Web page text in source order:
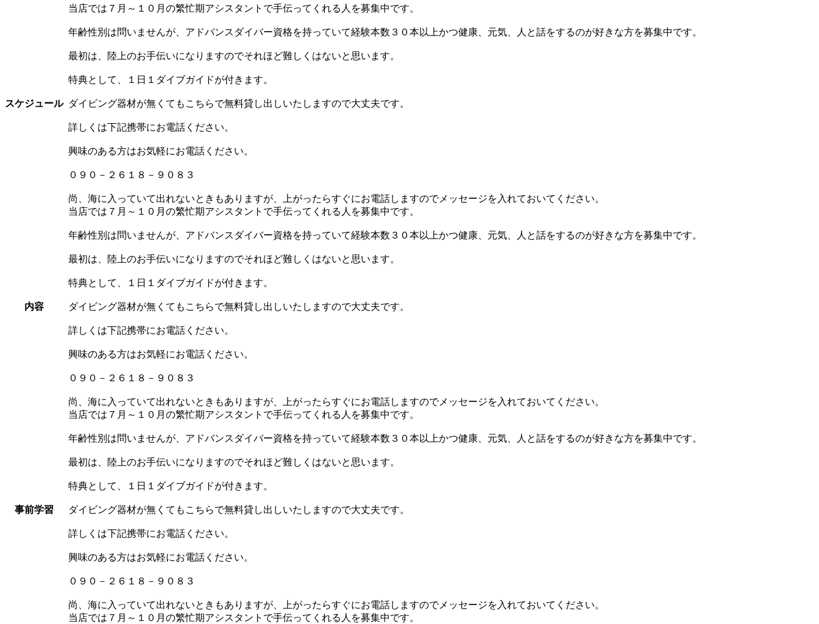
スケジュール
当店では７月～１０月の繁忙期アシスタントで手伝ってくれる人を募集中です。
年齢性別は問いませんが、アドバンスダイバー資格を持っていて経験本数３０本以上かつ健康、元気、人と話をするのが好きな方を募集中です。
最初は、陸上のお手伝いになりますのでそれほど難しくはないと思います。
特典として、１日１ダイブガイドが付きます。
ダイビング器材が無くてもこちらで無料貸し出しいたしますので大丈夫です。
詳しくは下記携帯にお電話ください。
興味のある方はお気軽にお電話ください。
０９０－２６１８－９０８３
尚、海に入っていて出れないときもありますが、上がったらすぐにお電話しますのでメッセージを入れておいてください。
内容
当店では７月～１０月の繁忙期アシスタントで手伝ってくれる人を募集中です。
年齢性別は問いませんが、アドバンスダイバー資格を持っていて経験本数３０本以上かつ健康、元気、人と話をするのが好きな方を募集中です。
最初は、陸上のお手伝いになりますのでそれほど難しくはないと思います。
特典として、１日１ダイブガイドが付きます。
ダイビング器材が無くてもこちらで無料貸し出しいたしますので大丈夫です。
詳しくは下記携帯にお電話ください。
興味のある方はお気軽にお電話ください。
０９０－２６１８－９０８３
尚、海に入っていて出れないときもありますが、上がったらすぐにお電話しますのでメッセージを入れておいてください。
事前学習
当店では７月～１０月の繁忙期アシスタントで手伝ってくれる人を募集中です。
年齢性別は問いませんが、アドバンスダイバー資格を持っていて経験本数３０本以上かつ健康、元気、人と話をするのが好きな方を募集中です。
最初は、陸上のお手伝いになりますのでそれほど難しくはないと思います。
特典として、１日１ダイブガイドが付きます。
ダイビング器材が無くてもこちらで無料貸し出しいたしますので大丈夫です。
詳しくは下記携帯にお電話ください。
興味のある方はお気軽にお電話ください。
０９０－２６１８－９０８３
尚、海に入っていて出れないときもありますが、上がったらすぐにお電話しますのでメッセージを入れておいてください。
当店では７月～１０月の繁忙期アシスタントで手伝ってくれる人を募集中です。